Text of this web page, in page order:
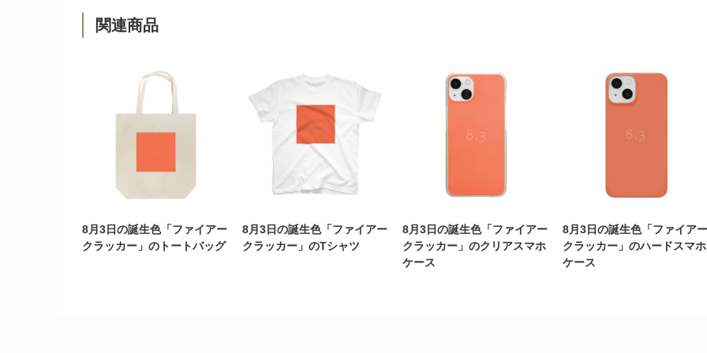
関連商品
8月3日の誕生色「ファイアー
クラッカー」のトートバッグ
8月3日の誕生色「ファイアー
クラッカー」のTシャツ
8月3日の誕生色「ファイアー
クラッカー」のクリアスマホ
ケース
8月3日の誕生色「ファイアー
クラッカー」のハードスマホ
ケース